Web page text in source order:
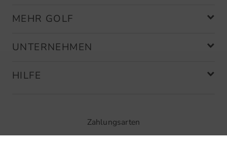
MEHR GOLF
UNTERNEHMEN
HILFE
Zahlungsarten